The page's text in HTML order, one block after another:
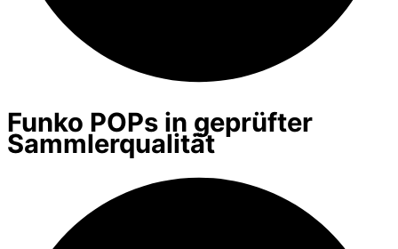
Funko POPs in geprüfter
Sammlerqualität